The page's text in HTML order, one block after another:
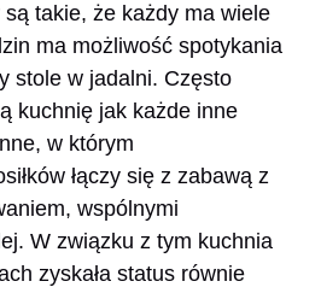
są takie, że każdy ma wiele
ma możliwość spotykania
stole w jadalni. Często
kuchnię jak każde inne
w którym
łączy się z zabawą z
wspólnymi
W związku z tym kuchnia
zyskała status równie